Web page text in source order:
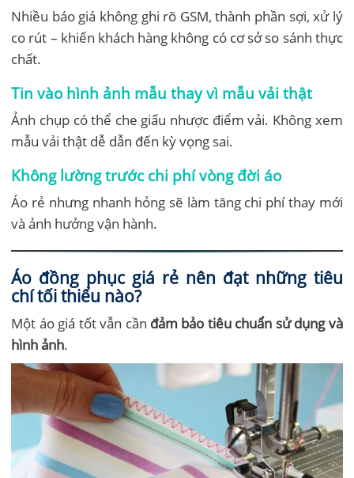
Nhiều báo giá không ghi rõ GSM, thành phần sợi, xử lý
co rút – khiến khách hàng không có cơ sở so sánh thực
chất.
Tin vào hình ảnh mẫu thay vì mẫu vải thật
Ảnh chụp có thể che giấu nhược điểm vải. Không xem
mẫu vải thật dễ dẫn đến kỳ vọng sai.
Không lường trước chi phí vòng đời áo
Áo rẻ nhưng nhanh hỏng sẽ làm tăng chi phí thay mới
và ảnh hưởng vận hành.
Áo đồng phục giá rẻ nên đạt những tiêu
chí tối thiểu nào?
Một áo giá tốt vẫn cần đảm bảo tiêu chuẩn sử dụng và
hình ảnh.